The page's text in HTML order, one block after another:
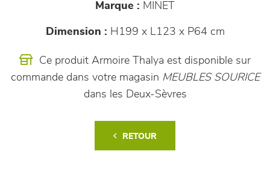
Marque : MINET
Dimension : H199 x L123 x P64 cm
Ce produit Armoire Thalya est disponible sur
commande dans votre magasin MEUBLES SOURICE
dans les Deux-Sèvres
RETOUR